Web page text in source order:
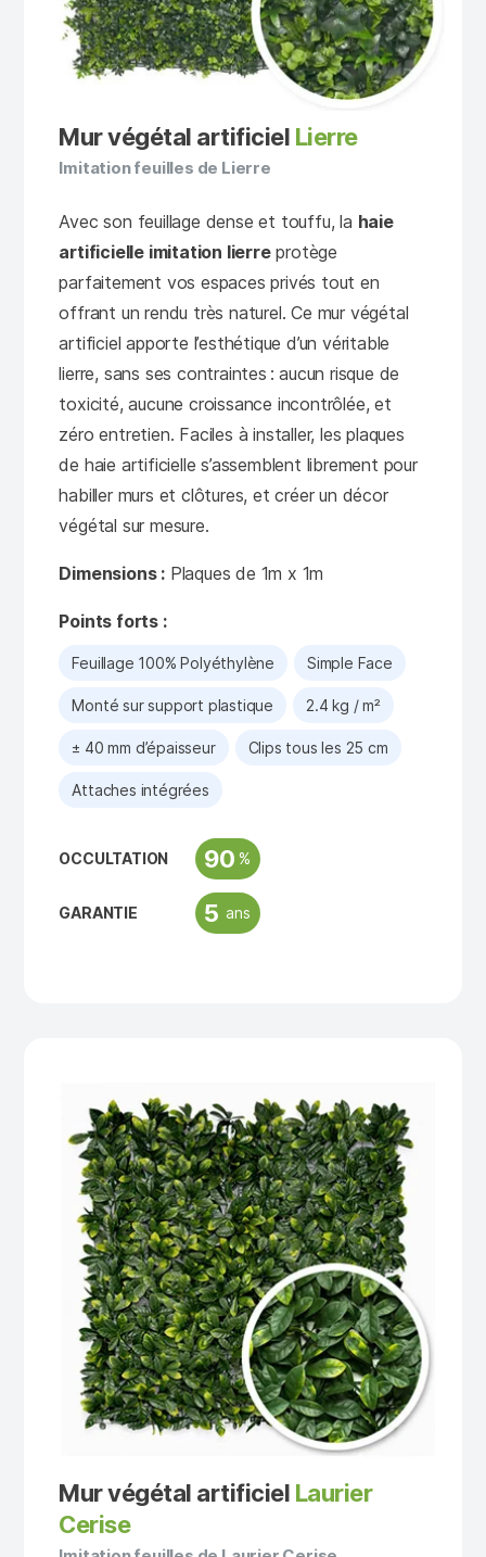
Mur végétal artificiel Lierre
Imitation feuilles de Lierre
Avec son feuillage dense et touffu, la haie
artificielle imitation lierreprotège
parfaitement vos espaces privés tout en
offrant un rendu très naturel. Ce mur végétal
artificiel apporte l’esthétique d’un véritable
lierre, sans ses contraintes : aucun risque de
toxicité, aucune croissance incontrôlée, et
zéro entretien. Faciles à installer, les plaques
de haie artificielle s’assemblent librement pour
habiller murs et clôtures, et créer un décor
végétal sur mesure.
Dimensions : Plaques de 1m x 1m
Points forts :
Feuillage 100% Polyéthylène Simple Face
Monté sur support plastique 2.4 kg / m²
± 40 mm d’épaisseur Clips tous les 25 cm
Attaches intégrées
OCCULTATION 90 %
GARANTIE 5 ans
Mur végétal artificiel Laurier
Cerise